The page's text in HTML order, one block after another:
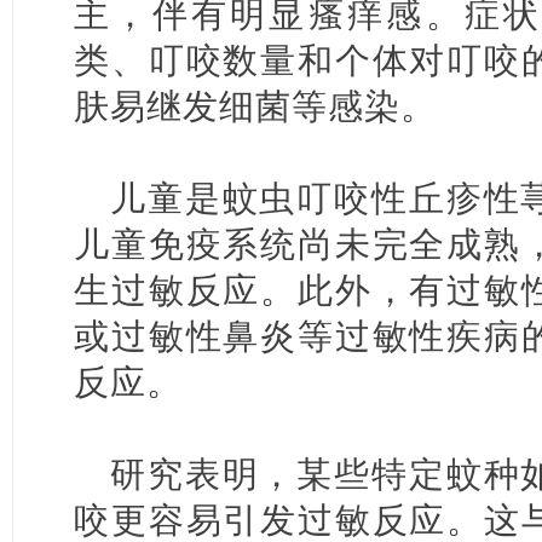
主，伴有明显瘙痒感。症
类、叮咬数量和个体对叮咬
肤易继发细菌等感染。
儿童是蚊虫叮咬性丘疹性
儿童免疫系统尚未完全成熟
生过敏反应。此外，有过敏
或过敏性鼻炎等过敏性疾病
反应。
研究表明，某些特定蚊种
咬更容易引发过敏反应。这